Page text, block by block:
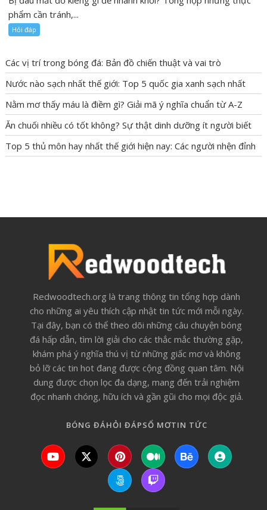
phẩm cần tránh,...
Hỏi đáp
Các vị trí trong bóng đá: Bản đồ chiến thuật và vai trò
Nước nào sạch nhất thế giới: Top 5 quốc gia xanh sạch nhất
Nằm mơ thấy máu là điềm gì? Giải mã ý nghĩa chuẩn từ A-Z
Ăn chuối nhiều có tốt không? Sự thật dinh dưỡng ít người biết
Top 5 thủ môn hay nhất thế giới hiện nay: Các người nhện đỉnh
Redwoodtech.org là trang thông tin tổng hợp dành
cho những ai yêu thích cập nhật tin tức mới mỗi ngày.
Tại đây, bạn có thể theo dõi những câu chuyện bóng
đá hấp dẫn, tìm lời giải cho các thắc mắc thường gặp,
khám phá ý nghĩa thú vị từ những giấc mơ và không
bỏ lỡ các tin hot đang được cộng đồng quan tâm. Nội
dung được chọn lọc đa dạng, mang đến trải nghiệm
đọc nhanh chóng, hữu ích và gần gũi cho mọi độc giả.
BÓNG ĐÁHỎI ĐÁPSỔ MƠTIN TỨC